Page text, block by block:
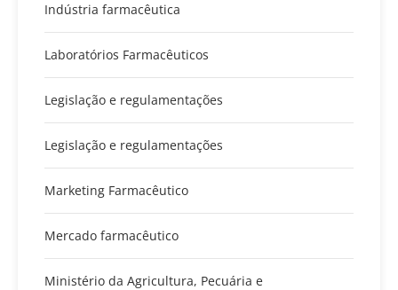
Indústria farmacêutica
Laboratórios Farmacêuticos
Legislação e regulamentações
Legislação e regulamentações
Marketing Farmacêutico
Mercado farmacêutico
Ministério da Agricultura, Pecuária e